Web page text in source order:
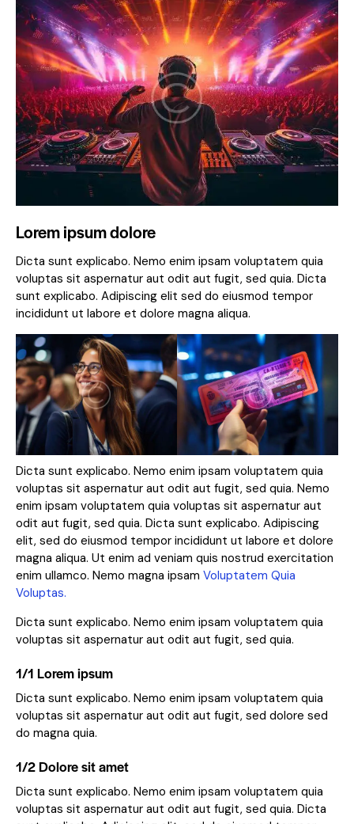
Lorem ipsum dolore
Dicta sunt explicabo. Nemo enim ipsam voluptatem quia
voluptas sit aspernatur aut odit aut fugit, sed quia. Dicta
sunt explicabo. Adipiscing elit sed do eiusmod tempor
incididunt ut labore et dolore magna aliqua.
Dicta sunt explicabo. Nemo enim ipsam voluptatem quia
voluptas sit aspernatur aut odit aut fugit, sed quia. Nemo
enim ipsam voluptatem quia voluptas sit aspernatur aut
odit aut fugit, sed quia. Dicta sunt explicabo. Adipiscing
elit, sed do eiusmod tempor incididunt ut labore et dolore
magna aliqua. Ut enim ad veniam quis nostrud exercitation
enim ullamco. Nemo magna ipsam Voluptatem Quia
Voluptas.
Dicta sunt explicabo. Nemo enim ipsam voluptatem quia
voluptas sit aspernatur aut odit aut fugit, sed quia.
1/1 Lorem ipsum
Dicta sunt explicabo. Nemo enim ipsam voluptatem quia
voluptas sit aspernatur aut odit aut fugit, sed dolore sed
do magna quia.
1/2 Dolore sit amet
Dicta sunt explicabo. Nemo enim ipsam voluptatem quia
voluptas sit aspernatur aut odit aut fugit, sed quia. Dicta